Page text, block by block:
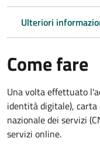
Ulteriori
Come fare
Una volta effettuato
identità digitale), carta
nazionale dei servizi
servizi online.